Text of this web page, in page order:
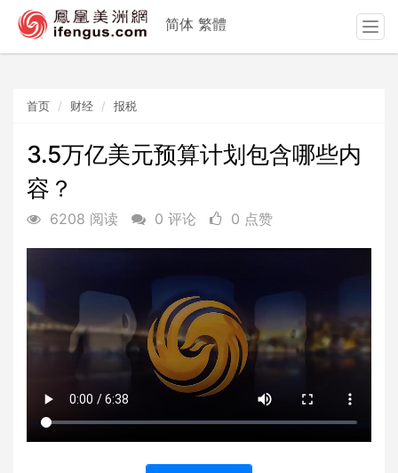
首页 财经 报税
3.5万亿美元预算计划包含哪些内
容？
6208 阅读 0 评论 0 点赞
简体 繁體
T
o
a